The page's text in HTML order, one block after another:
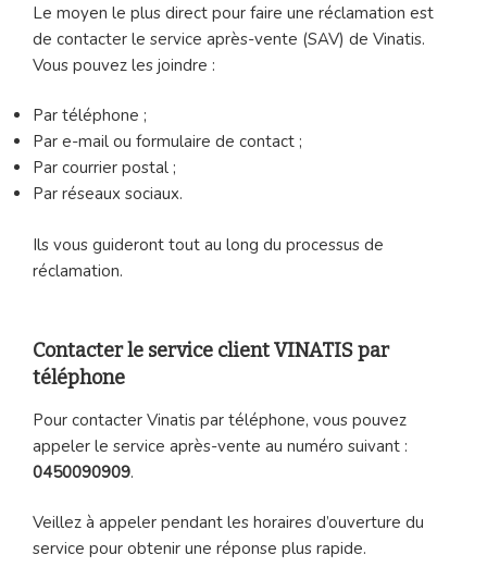
Le moyen le plus direct pour faire une réclamation est
de contacter le service après-vente (SAV) de Vinatis.
Vous pouvez les joindre :
Par téléphone ;
Par e-mail ou formulaire de contact ;
Par courrier postal ;
Par réseaux sociaux.
Ils vous guideront tout au long du processus de
réclamation.
Contacter le service client VINATIS par
téléphone
Pour contacter Vinatis par téléphone, vous pouvez
appeler le service après-vente au numéro suivant :
0450090909.
Veillez à appeler pendant les horaires d’ouverture du
service pour obtenir une réponse plus rapide.